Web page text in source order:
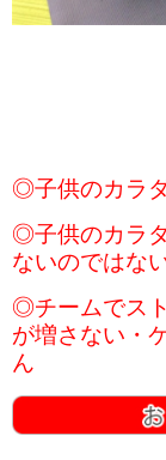
◎子供のカラ
◎子供のカラ
ないのではな
◎チームでス
が増さない・
ん